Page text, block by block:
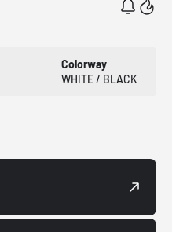
Colorway
WHITE / BLACK